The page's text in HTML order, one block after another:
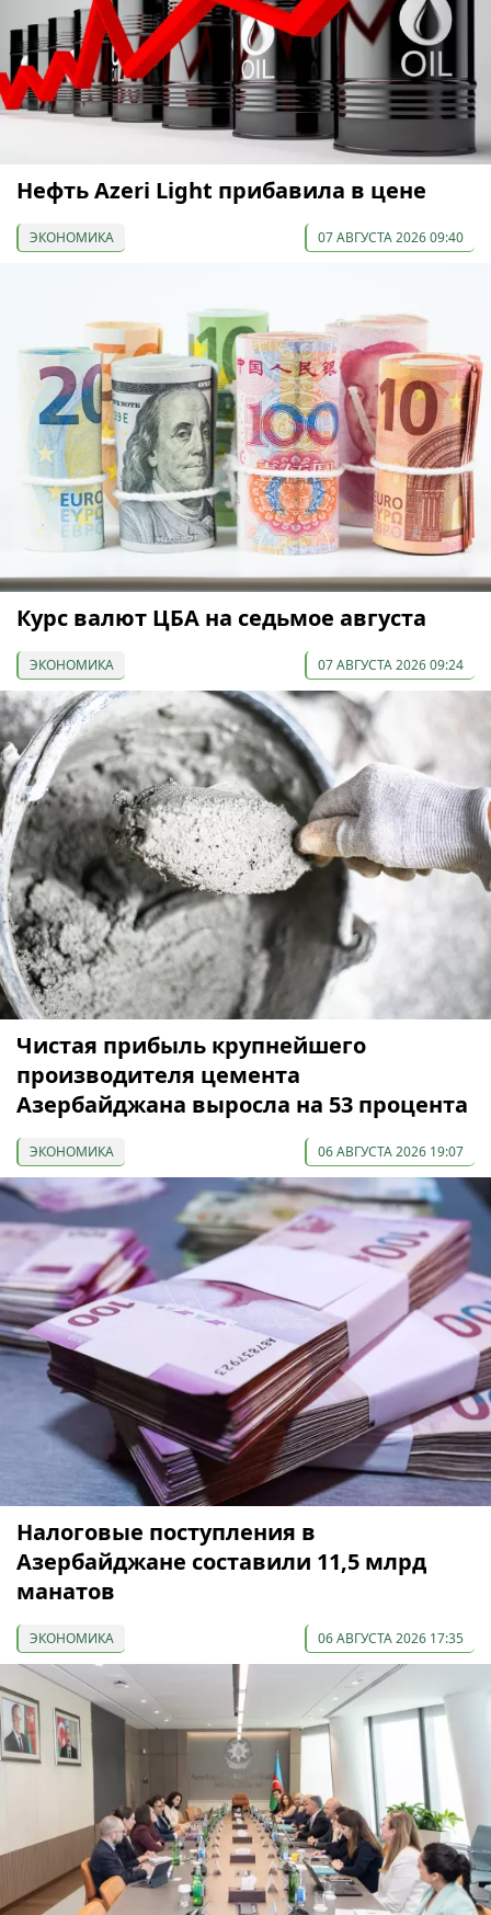
Нефть Azeri Light прибавила в цене
ЭКОНОМИКА 07 АВГУСТА 2026 09:40
Курс валют ЦБА на седьмое августа
ЭКОНОМИКА 07 АВГУСТА 2026 09:24
Чистая прибыль крупнейшего
производителя цемента
Азербайджана выросла на 53 процента
ЭКОНОМИКА 06 АВГУСТА 2026 19:07
Налоговые поступления в
Азербайджане составили 11,5 млрд
манатов
ЭКОНОМИКА 06 АВГУСТА 2026 17:35